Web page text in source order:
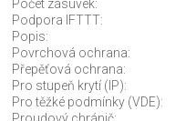
Počet zásuvek:
Podpora IFTTT:
Popis:
Povrchová ochrana:
Přepěťová ochrana:
Pro stupeň krytí (IP):
Pro těžké podmínky (VDE):